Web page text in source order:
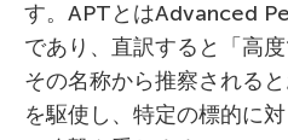
す。APTとはAdvanced
であり、直訳すると「高
その名称から推察される
を駆使し、特定の標的に